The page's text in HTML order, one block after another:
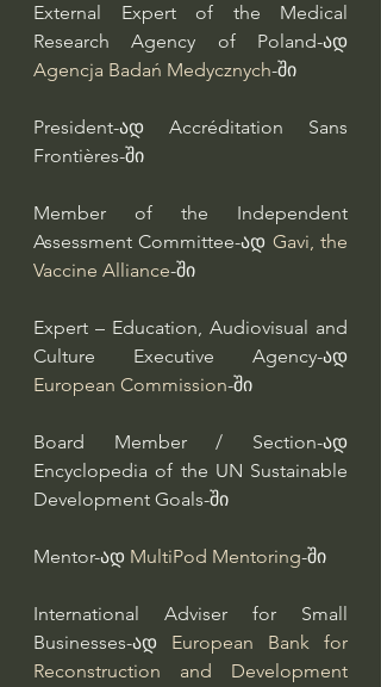
External Expert of the Medical
Agencja Badań Medycznych-ში
President-ად Accréditation Sans
Frontières-ში
Member of the Independent
Assessment Committee-ად Gavi, the
Vaccine Alliance-ში
Expert – Education, Audiovisual and
European Commission-ში
Board Member / Section-ად
Encyclopedia of the UN Sustainable
Development Goals-ში
Mentor-ად MultiPod Mentoring-ში
International Adviser for Small
Businesses-ად European Bank for
Reconstruction and Development